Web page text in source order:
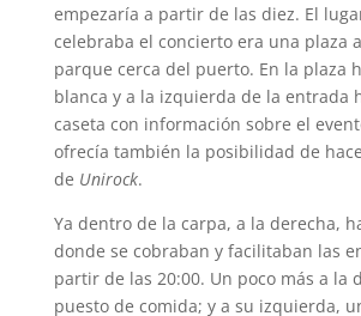
empezaría a partir de las diez. El
celebraba el concierto era una plaza
parque cerca del puerto. En la plaza
blanca y a la izquierda de la entrada
caseta con información sobre el
ofrecía también la posibilidad de
de Unirock.
Ya dentro de la carpa, a la derecha,
donde se cobraban y facilitaban las
partir de las 20:00. Un poco más a la
puesto de comida; y a su izquierda,